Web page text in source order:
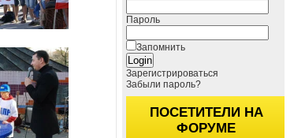
Пароль
Запомнить
Зарегистрироваться
Забыли пароль?
ПОСЕТИТЕЛИ НА
ФОРУМЕ